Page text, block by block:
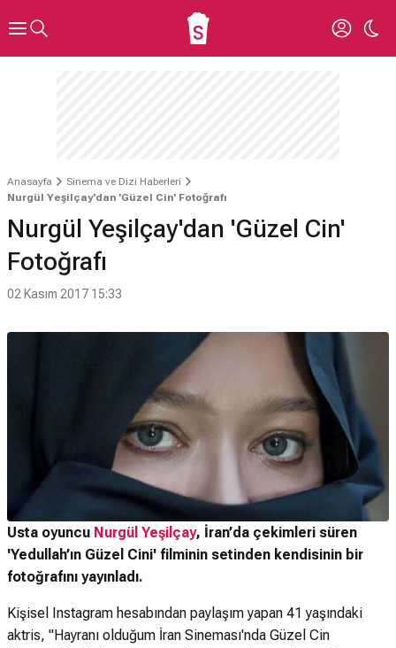
Anasayfa
Sinema ve Dizi Haberleri
Nurgül Yeşilçay'dan 'Güzel Cin' Fotoğrafı
Nurgül Yeşilçay'dan 'Güzel Cin'
Fotoğrafı
02 Kasım 2017 15:33
Usta oyuncu Nurgül Yeşilçay, İran’da çekimleri süren
'Yedullah’ın Güzel Cini' filminin setinden kendisinin bir
fotoğrafını yayınladı.
Kişisel Instagram hesabından paylaşım yapan 41 yaşındaki
aktris, "Hayranı olduğum İran Sineması'nda Güzel Cin